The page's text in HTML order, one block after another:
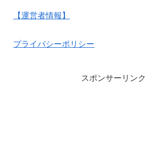
【運営者情報】
プライバシーポリシー
スポンサーリンク